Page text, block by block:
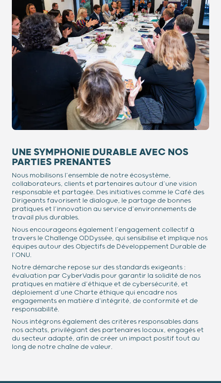
UNE SYMPHONIE DURABLE AVEC NOS
PARTIES PRENANTES
Nous mobilisons l’ensemble de notre écosystème,
collaborateurs, clients et partenaires autour d’une vision
responsable et partagée. Des initiatives comme le Café des
Dirigeants favorisent le dialogue, le partage de bonnes
pratiques et l’innovation au service d’environnements de
travail plus durables.
Nous encourageons également l’engagement collectif à
travers le Challenge ODDyssée, qui sensibilise et implique nos
équipes autour des Objectifs de Développement Durable de
l’ONU.
Notre démarche repose sur des standards exigeants :
évaluation par CyberVadis pour garantir la solidité de nos
pratiques en matière d’éthique et de cybersécurité, et
déploiement d’une Charte éthique qui encadre nos
engagements en matière d’intégrité, de conformité et de
responsabilité.
Nous intégrons également des critères responsables dans
nos achats, privilégiant des partenaires locaux, engagés et
du secteur adapté, afin de créer un impact positif tout au
long de notre chaîne de valeur.